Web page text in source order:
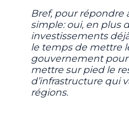
Bref, pour répondre
simple: oui, en plus
investissements
le temps de mettre
gouvernement pour
mettre sur pied le
d’infrastructure qui
régions.